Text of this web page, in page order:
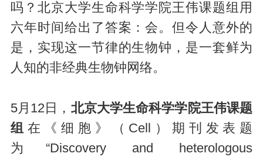
吗？北京大学生命科学学院王伟课题组用
六年时间给出了答案：会。但令人意外的
是，实现这一节律的生物钟，是一套鲜为
人知的非经典生物钟网络。
5月12日， 北京大学生命科学学院王伟课题
组 在《细胞》（Cell）期刊发表题
为“Discovery and heterologous